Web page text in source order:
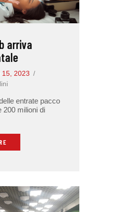
arriva
15, 2023
entrate pacco
200 milioni di